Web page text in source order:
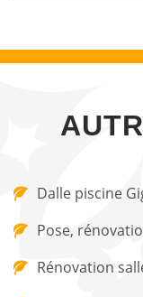
Dalle piscine
Pose,
Rénovation